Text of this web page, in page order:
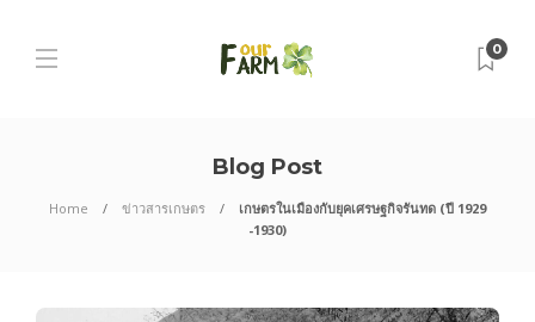
0
Blog Post
Home ข่าวสารเกษตร
เกษตรในเมืองกับยุคเศรษฐกิจรันทด (ปี 1929
-1930)